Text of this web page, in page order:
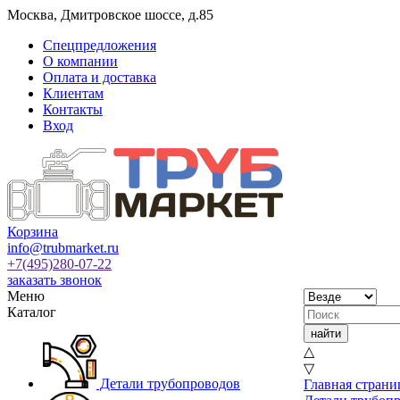
Москва, Дмитровское шоссе, д.85
Спецпредложения
О компании
Оплата и доставка
Клиентам
Контакты
Вход
Корзина
info@trubmarket.ru
+7(495)280-07-22
заказать звонок
Меню
Каталог
Детали трубопроводов
△
▽
Главная